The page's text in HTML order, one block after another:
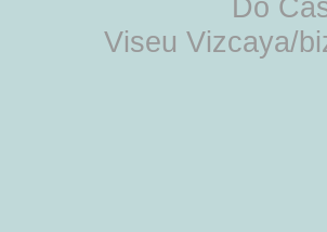
Do
Viseu Vizcaya/